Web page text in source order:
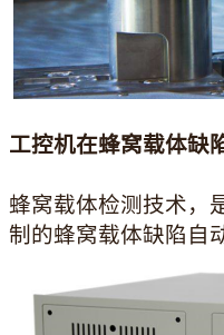
工控机在蜂窝载体缺
蜂窝载体检测技术，
制的蜂窝载体缺陷自